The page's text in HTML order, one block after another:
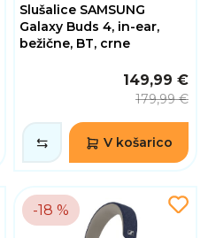
Slušalice SAMSUNG
Galaxy Buds 4, in-ear,
bežične, BT, crne
149,99 €
179,99 €
V košarico
-18 %